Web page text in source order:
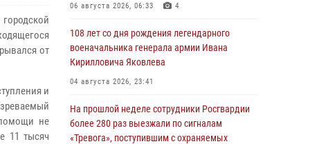
от
и
не
11 тысяч
06 августа 2026, 06:33 4
108 лет со дня рождения легендарного
военачальника генерала армии Ивана
Кирилловича Яковлева
04 августа 2026, 23:41
На прошлой неделе сотрудники Росгвардии
более 280 раз выезжали по сигналам
«Тревога», поступившим с охраняемых